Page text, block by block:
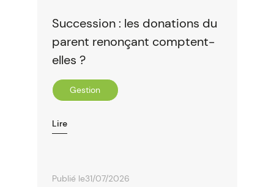
Succession : les donations du
parent renonçant comptent-
elles ?
Gestion
Lire
Publié le31/07/2026